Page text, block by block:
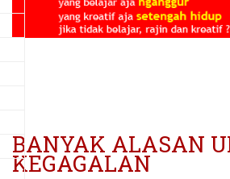
BANYAK ALASAN
KEGAGALAN